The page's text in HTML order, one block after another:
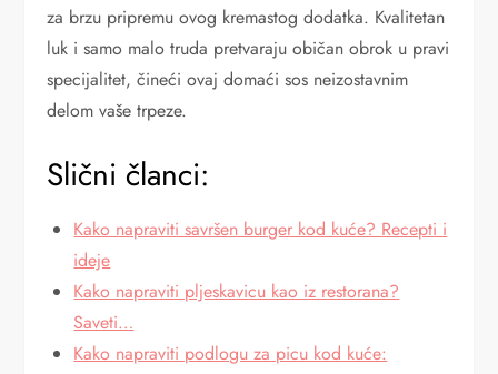
za brzu pripremu ovog kremastog dodatka. Kvalitetan
luk i samo malo truda pretvaraju običan obrok u pravi
specijalitet, čineći ovaj domaći sos neizostavnim
delom vaše trpeze.
Slični članci:
Kako napraviti savršen burger kod kuće? Recepti i
ideje
Kako napraviti pljeskavicu kao iz restorana?
Saveti…
Kako napraviti podlogu za picu kod kuće: